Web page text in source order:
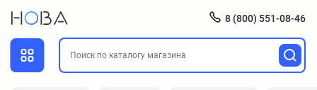
8 (800) 551-08-46